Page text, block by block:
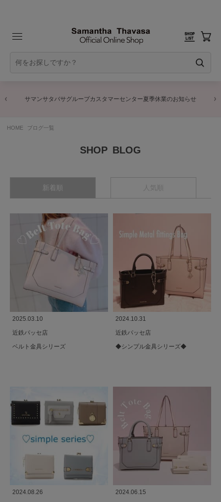
サマンサタバサグループカスタマーセンター夏季休業のお知らせ
HOME ブログ一覧
BLOG
新着順 人気順
2025.03.10
近鉄パッセ店
ベルト金具シリーズ
2024.10.31
近鉄パッセ店
◆シンプル金具シリーズ◆
2024.08.26
2024.06.15